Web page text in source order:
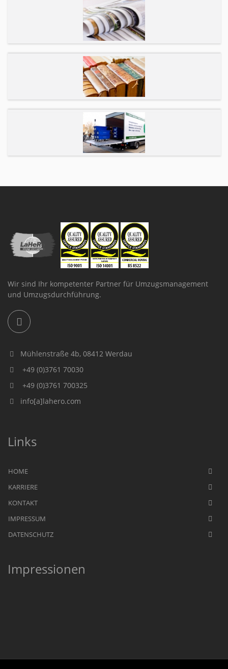
Wir sind Ihr kompetenter Partner für Umzugsmanagement
und Umzugsdurchführung.
Mühlenstraße 4b, 08412 Werdau
+49 (0)3761 70030
+49 (0)3761 700325
info[a]lahero.com
Links
HOME
KARRIERE
KONTAKT
IMPRESSUM
DATENSCHUTZ
Impressionen